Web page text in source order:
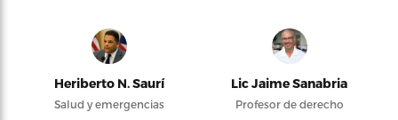
Heriberto N. Saurí
Salud y emergencias
Lic Jaime Sanabria
Profesor de derecho